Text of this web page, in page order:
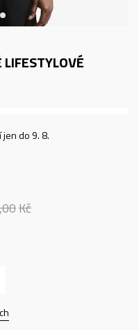
LIFESTYLOVÉ
jen do 9. 8.
Kč